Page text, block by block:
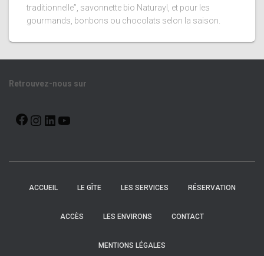
traditionnelle”, savonnette bio Naturayl, et pour les
gourmands, bonbons ou chocolats selon la saison.
Retrouvez-nous sur
ACCUEIL LE GÎTE LES SERVICES RÉSERVATION
ACCÈS LES ENVIRONS CONTACT
MENTIONS LÉGALES